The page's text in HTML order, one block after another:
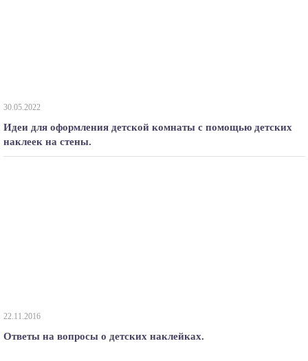
30.05.2022
Идеи для оформления детской комнаты с помощью детских
наклеек на стены.
22.11.2016
Ответы на вопросы о детских наклейках.